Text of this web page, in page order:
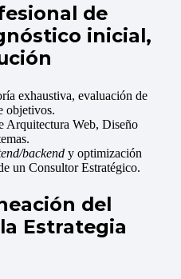
de
inicial,
exhaustiva, evaluación de
objetivos.
Arquitectura Web, Diseño
backend y optimización
un Consultor Estratégico.
del
Estrategia